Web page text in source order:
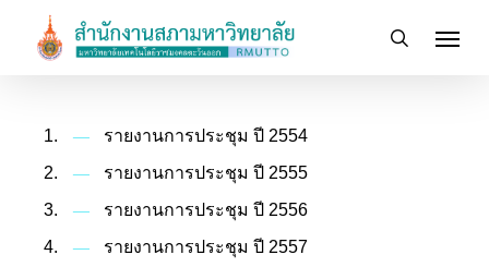
search
รายงานการประชุม ปี 2554
รายงานการประชุม ปี 2555
รายงานการประชุม ปี 2556
รายงานการประชุม ปี 2557